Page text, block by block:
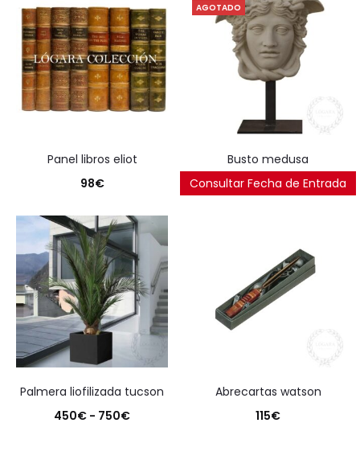
panel libros eliot
98€
AGOTADO
busto medusa
425€
Consultar Fecha de Entrada
palmera liofilizada tucson
450€ - 750€Rango
abrecartas watson
115€